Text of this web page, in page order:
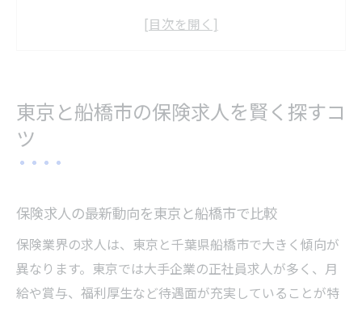
ス
説
リモート勤務可能な保険求人の増加傾向
経験不問で挑戦できる保険業界の求人動向
保険求人でキャリアアップを実現する方法
東京と船橋市の保険求人を賢く探すコ
ツ
保険求人の最新動向を東京と船橋市で比較
保険業界の求人は、東京と千葉県船橋市で大きく傾向が
異なります。東京では大手企業の正社員求人が多く、月
給や賞与、福利厚生など待遇面が充実していることが特